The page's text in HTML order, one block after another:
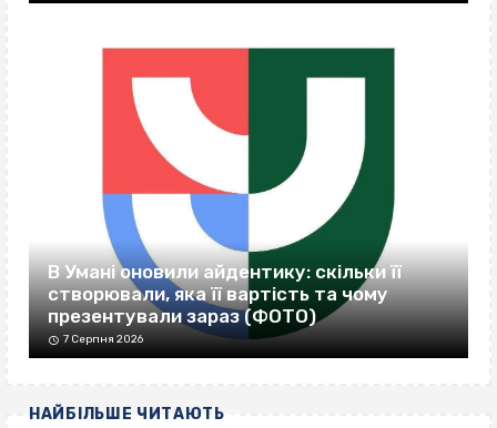
В Умані оновили айдентику: скільки її
створювали, яка її вартість та чому
презентували зараз (ФОТО)
7 Серпня 2026
НАЙБІЛЬШЕ ЧИТАЮТЬ